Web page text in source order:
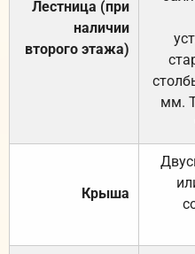
Лестница (при
наличии
второго этажа)
мм.
Крыша